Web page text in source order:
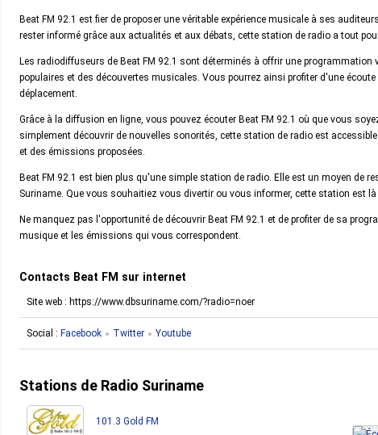
Beat FM 92.1 est fier de proposer une véritable expérience musicale à ses
rester informé grâce aux actualités et aux débats, cette station de radio a tout
Les radiodiffuseurs de Beat FM 92.1 sont déterminés à offrir une
populaires et des découvertes musicales. Vous pourrez ainsi profiter d'une
déplacement.
Grâce à la diffusion en ligne, vous pouvez écouter Beat FM 92.1 où que vous
simplement découvrir de nouvelles sonorités, cette station de radio est
et des émissions proposées.
Beat FM 92.1 est bien plus qu'une simple station de radio. Elle est un moyen de
Suriname. Que vous souhaitiez vous divertir ou vous informer, cette station est
Ne manquez pas l'opportunité de découvrir Beat FM 92.1 et de profiter de sa
musique et les émissions qui vous correspondent.
Contacts Beat FM sur internet
Site web : https://www.dbsuriname.com/?radio=noer
Social : Facebook Twitter Youtube
Stations de Radio Suriname
101.3 Gold FM